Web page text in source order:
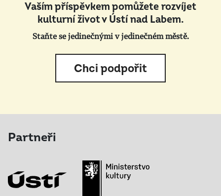
Vaším příspěvkem pomůžete rozvíjet
kulturní život v Ústí nad Labem.
Staňte se jedinečnými v jedinečném městě.
Chci podpořit
Partneři